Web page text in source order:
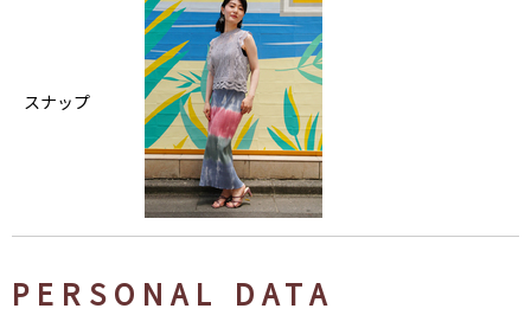
スナップ
PERSONAL DATA